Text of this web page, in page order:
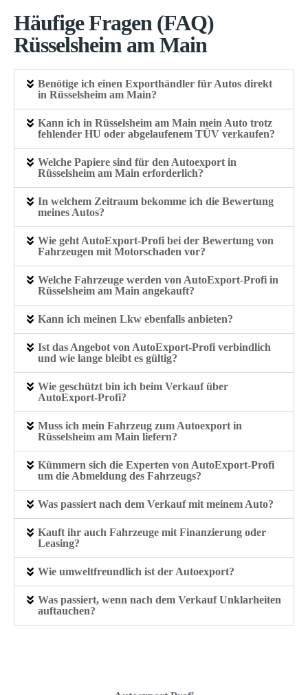
Häufige Fragen (FAQ)
Rüsselsheim am Main
Benötige ich einen Exporthändler für Autos direkt
in Rüsselsheim am Main?
Kann ich in Rüsselsheim am Main mein Auto trotz
fehlender HU oder abgelaufenem TÜV verkaufen?
Welche Papiere sind für den Autoexport in
Rüsselsheim am Main erforderlich?
In welchem Zeitraum bekomme ich die Bewertung
meines Autos?
Wie geht AutoExport-Profi bei der Bewertung von
Fahrzeugen mit Motorschaden vor?
Welche Fahrzeuge werden von AutoExport-Profi in
Rüsselsheim am Main angekauft?
Kann ich meinen Lkw ebenfalls anbieten?
Ist das Angebot von AutoExport-Profi verbindlich
und wie lange bleibt es gültig?
Wie geschützt bin ich beim Verkauf über
AutoExport-Profi?
Muss ich mein Fahrzeug zum Autoexport in
Rüsselsheim am Main liefern?
Kümmern sich die Experten von AutoExport‑Profi
um die Abmeldung des Fahrzeugs?
Was passiert nach dem Verkauf mit meinem Auto?
Kauft ihr auch Fahrzeuge mit Finanzierung oder
Leasing?
Wie umweltfreundlich ist der Autoexport?
Was passiert, wenn nach dem Verkauf Unklarheiten
auftauchen?